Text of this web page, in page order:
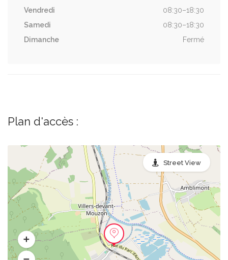
Vendredi
08:30–18:30
Samedi
08:30–18:30
Dimanche
Fermé
Plan d'accès :
Street View